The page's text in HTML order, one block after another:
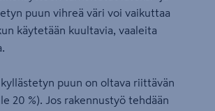
puun vihreä väri voi vaikuttaa
käytetään kuultavia, vaaleita
puun on oltava riittävän
20 %). Jos rakennustyö tehdään